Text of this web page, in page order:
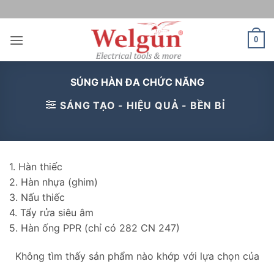
qua
nội
0
SÚNG HÀN ĐA CHỨC NĂNG
SÁNG TẠO - HIỆU QUẢ - BỀN BỈ
1. Hàn thiếc
2. Hàn nhựa (ghim)
3. Nấu thiếc
4. Tẩy rửa siêu âm
5. Hàn ống PPR (chỉ có 282 CN 247)
Không tìm thấy sản phẩm nào khớp với lựa chọn của